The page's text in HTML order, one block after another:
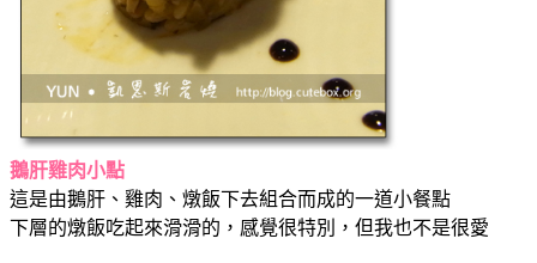
鵝肝雞肉小點
這是由鵝肝、雞肉、燉飯下去組合而成的一道小餐點
下層的燉飯吃起來滑滑的，感覺很特別，但我也不是很愛